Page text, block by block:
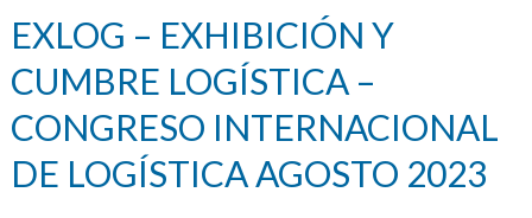
EXLOG – EXHIBICIÓN Y
CUMBRE LOGÍSTICA –
CONGRESO INTERNACIONAL
DE LOGÍSTICA AGOSTO 2023